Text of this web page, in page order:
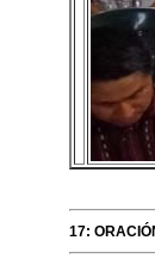
17: